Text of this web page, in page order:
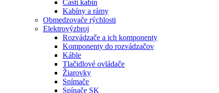
Časti kabín
Kabíny a rámy
Obmedzovače rýchlosti
Elektrovýzbroj
Rozvádzače a ich komponenty
Komponenty do rozvádzačov
Káble
Tlačidlové ovládače
Žiarovky
Snímače
Spínače SK